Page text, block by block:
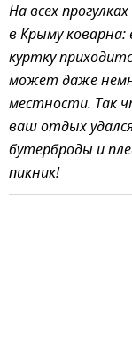
На всех
в Крыму коварна:
куртку
может даже
местности. Так
ваш отдых
бутерброды и
пикник!